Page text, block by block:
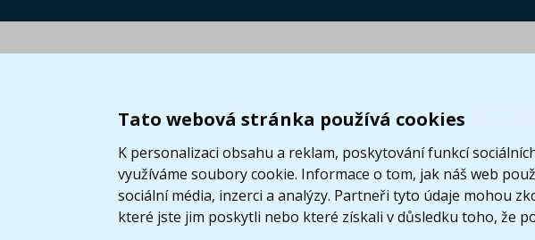
Tato webová stránka používá cookies
K personalizaci obsahu a reklam, poskytování funkcí
využíváme soubory cookie. Informace o tom, jak náš web
sociální média, inzerci a analýzy. Partneři tyto údaje mohou
které jste jim poskytli nebo které získali v důsledku toho, že